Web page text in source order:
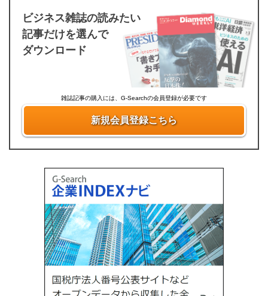
ビジネス雑誌の読みたい
記事だけを選んで
ダウンロード
雑誌記事の購入には、G-Searchの会員登録が必要です
新規会員登録こちら